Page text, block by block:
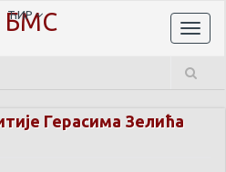
БМС
ЋИР
Герасима Зелића